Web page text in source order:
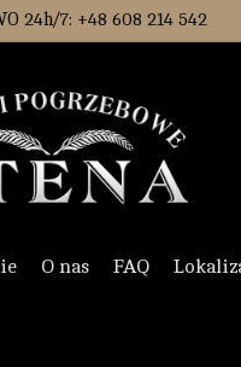
24h/7: +48 608 214 542
O nas FAQ